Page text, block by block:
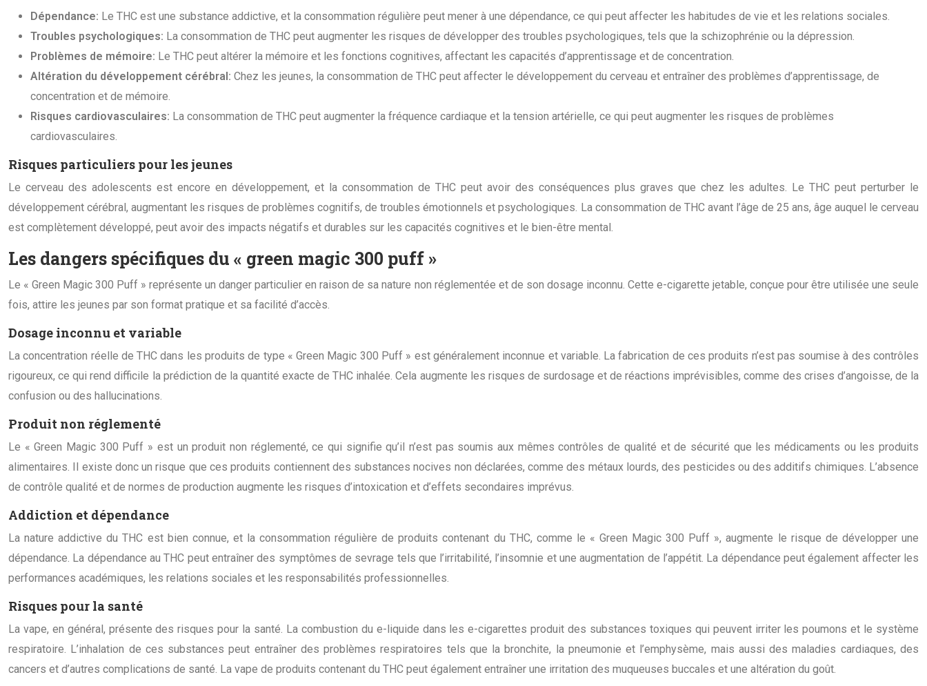
Dépendance: Le THC est une substance addictive, et la consommation régulière peut mener à une dépendance, ce qui peut affecter les habitudes de vie et les relations sociales.
Troubles psychologiques: La consommation de THC peut augmenter les risques de développer des troubles psychologiques, tels que la schizophrénie ou la dépression.
Problèmes de mémoire: Le THC peut altérer la mémoire et les fonctions cognitives, affectant les capacités d’apprentissage et de concentration.
Altération du développement cérébral: Chez les jeunes, la consommation de THC peut affecter le développement du cerveau et entraîner des problèmes d’apprentissage, de
concentration et de mémoire.
Risques cardiovasculaires: La consommation de THC peut augmenter la fréquence cardiaque et la tension artérielle, ce qui peut augmenter les risques de problèmes
cardiovasculaires.
Risques particuliers pour les jeunes
Le cerveau des adolescents est encore en développement, et la consommation de THC peut avoir des conséquences plus graves que chez les adultes. Le THC peut perturber le
développement cérébral, augmentant les risques de problèmes cognitifs, de troubles émotionnels et psychologiques. La consommation de THC avant l’âge de 25 ans, âge auquel le cerveau
est complètement développé, peut avoir des impacts négatifs et durables sur les capacités cognitives et le bien-être mental.
Les dangers spécifiques du « green magic 300 puff »
Le « Green Magic 300 Puff » représente un danger particulier en raison de sa nature non réglementée et de son dosage inconnu. Cette e-cigarette jetable, conçue pour être utilisée une seule
fois, attire les jeunes par son format pratique et sa facilité d’accès.
Dosage inconnu et variable
La concentration réelle de THC dans les produits de type « Green Magic 300 Puff » est généralement inconnue et variable. La fabrication de ces produits n’est pas soumise à des contrôles
rigoureux, ce qui rend difficile la prédiction de la quantité exacte de THC inhalée. Cela augmente les risques de surdosage et de réactions imprévisibles, comme des crises d’angoisse, de la
confusion ou des hallucinations.
Produit non réglementé
Le « Green Magic 300 Puff » est un produit non réglementé, ce qui signifie qu’il n’est pas soumis aux mêmes contrôles de qualité et de sécurité que les médicaments ou les produits
alimentaires. Il existe donc un risque que ces produits contiennent des substances nocives non déclarées, comme des métaux lourds, des pesticides ou des additifs chimiques. L’absence
de contrôle qualité et de normes de production augmente les risques d’intoxication et d’effets secondaires imprévus.
Addiction et dépendance
La nature addictive du THC est bien connue, et la consommation régulière de produits contenant du THC, comme le « Green Magic 300 Puff », augmente le risque de développer une
dépendance. La dépendance au THC peut entraîner des symptômes de sevrage tels que l’irritabilité, l’insomnie et une augmentation de l’appétit. La dépendance peut également affecter les
performances académiques, les relations sociales et les responsabilités professionnelles.
Risques pour la santé
La vape, en général, présente des risques pour la santé. La combustion du e-liquide dans les e-cigarettes produit des substances toxiques qui peuvent irriter les poumons et le système
respiratoire. L’inhalation de ces substances peut entraîner des problèmes respiratoires tels que la bronchite, la pneumonie et l’emphysème, mais aussi des maladies cardiaques, des
cancers et d’autres complications de santé. La vape de produits contenant du THC peut également entraîner une irritation des muqueuses buccales et une altération du goût.